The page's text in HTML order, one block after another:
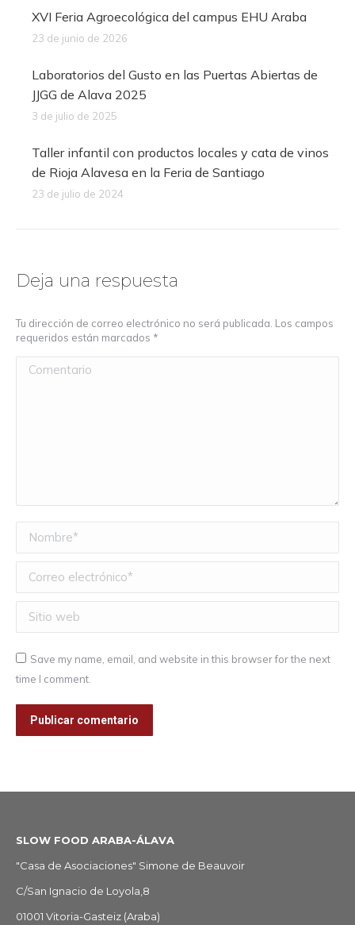
XVI Feria Agroecológica del campus EHU Araba
23 de junio de 2026
Laboratorios del Gusto en las Puertas Abiertas de
JJGG de Alava 2025
3 de julio de 2025
Taller infantil con productos locales y cata de vinos
de Rioja Alavesa en la Feria de Santiago
23 de julio de 2024
Deja una respuesta
Tu dirección de correo electrónico no será publicada. Los campos
requeridos están marcados *
Comentario
Nombre *
Correo electrónico *
Sitio web
Save my name, email, and website in this browser for the next
time I comment.
Publicar comentario
SLOW FOOD ARABA-ÁLAVA
"Casa de Asociaciones" Simone de Beauvoir
C/San Ignacio de Loyola,8
01001 Vitoria-Gasteiz (Araba)